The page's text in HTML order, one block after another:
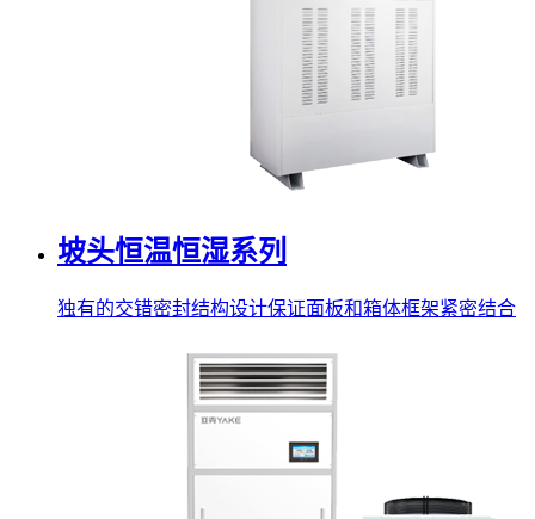
坡头恒温恒湿系列
独有的交错密封结构设计保证面板和箱体框架紧密结合